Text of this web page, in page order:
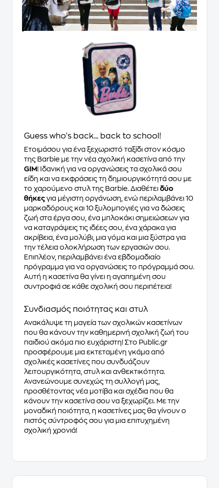
Guess who's back... back to school!
Ετοιμάσου για ένα ξεχωριστό ταξίδι στον κόσμο
της Barbie με την νέα σχολική κασετίνα από την
GIM ! Ιδανική για να οργανώσεις τα σχολικά σου
είδη και να εκφράσεις τη δημιουργικότητά σου με
το χαρούμενο στυλ της Barbie. Διαθέτει δύο
θήκες για μέγιστη οργάνωση, ενώ περιλαμβάνει 10
μαρκαδόρους και 10 ξυλομπογιές για να δώσεις
ζωή στα έργα σου, ένα μπλοκάκι σημειώσεων για
να καταγράψεις τις ιδέες σου, ένα χάρακα για
ακρίβεια, ένα μολύβι, μια γόμα και μια ξύστρα για
την τέλεια ολοκλήρωση των εργασιών σου.
Επιπλέον, περιλαμβάνει ένα εβδομαδιαίο
πρόγραμμα για να οργανώσεις το πρόγραμμά σου.
Αυτή η κασετίνα θα γίνει η αγαπημένη σου
συντροφιά σε κάθε σχολική σου περιπέτεια!
Συνδιασμός ποιότητας και στυλ
Ανακάλυψε τη μαγεία των σχολικών κασετίνων
που θα κάνουν την καθημερινή σχολική ζωή του
παιδιού ακόμα πιο ευχάριστη! Στο Public.gr
προσφέρουμε μια εκτεταμένη γκάμα από
σχολικές κασετίνες που συνδυάζουν
λειτουργικότητα, στυλ και ανθεκτικότητα.
Ανανεώνουμε συνεχώς τη συλλογή μας,
προσθέτοντας νέα μοτίβα και σχέδια που θα
κάνουν την κασετίνα σου να ξεχωρίζει. Με την
μοναδική ποιότητα, η κασετίνες μας θα γίνουν ο
πιστός σύντροφός σου για μια επιτυχημένη
σχολική χρονιά!